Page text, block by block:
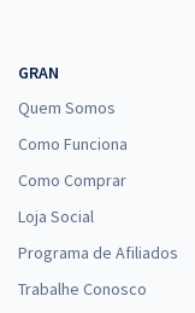
GRAN
Quem Somos
Como Funciona
Como Comprar
Loja Social
Programa de Afiliados
Trabalhe Conosco